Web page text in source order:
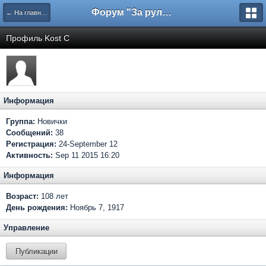
← На главную Форум "За рулем"
Профиль Kost С
Информация
Группа: Новички
Сообщений: 38
Регистрация: 24-September 12
Активность: Sep 11 2015 16:20
Информация
Возраст: 108 лет
День рождения: Ноябрь 7, 1917
Управление
Публикации